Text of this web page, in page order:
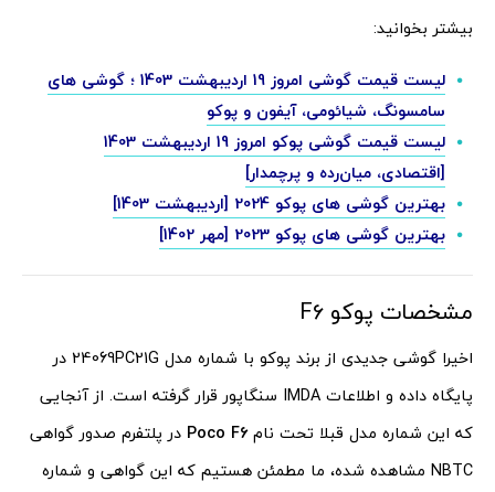
بیشتر بخوانید:
لیست قیمت گوشی امروز 19 اردیبهشت 1403 ؛ گوشی های
سامسونگ، شیائومی، آیفون و پوکو
لیست قیمت گوشی پوکو امروز 19 اردیبهشت 1403
[اقتصادی، میان‌رده و پرچمدار]
بهترین گوشی های پوکو 2024 [اردیبهشت 1403]
بهترین گوشی های پوکو 2023 [مهر 1402]
مشخصات پوکو F6
اخیرا گوشی جدیدی از برند پوکو با شماره مدل 24069PC21G در
پایگاه داده و اطلاعات IMDA سنگاپور قرار گرفته است. از آنجایی
که این شماره مدل قبلا تحت نامPoco F6 در پلتفرم صدور گواهی
NBTC مشاهده شده، ما مطمئن هستیم که این گواهی و شماره